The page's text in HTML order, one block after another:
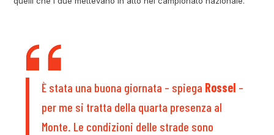
È stata una buona giornata – spiega Rossel –
per me si tratta della quarta presenza al
Monte. Le condizioni delle strade sono